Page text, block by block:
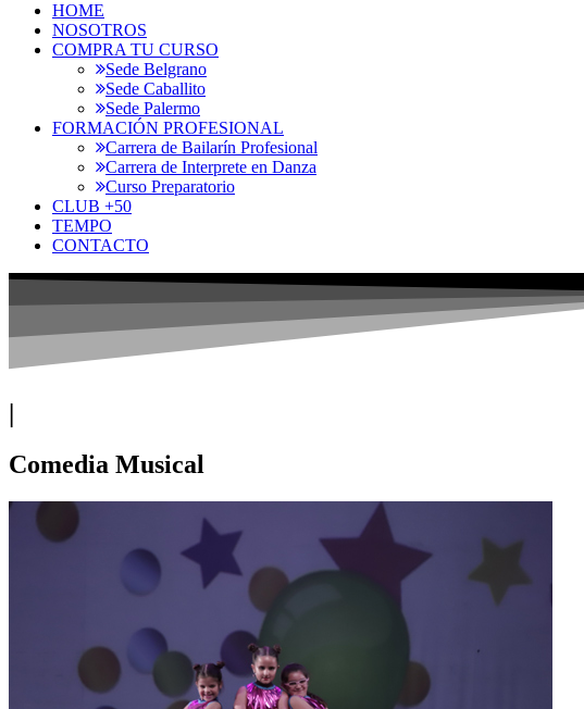
HOME
NOSOTROS
COMPRA TU CURSO
Sede Belgrano
Sede Caballito
Sede Palermo
FORMACIÓN PROFESIONAL
Carrera de Bailarín Profesional
Carrera de Interprete en Danza
Curso Preparatorio
CLUB +50
TEMPO
CONTACTO
|
Comedia Musical